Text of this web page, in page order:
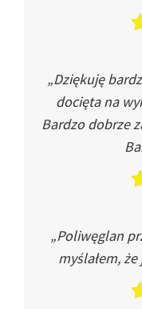
„Dziękuję
docięta na
Bardzo dobrze
„Poliwęglan
myślałem,